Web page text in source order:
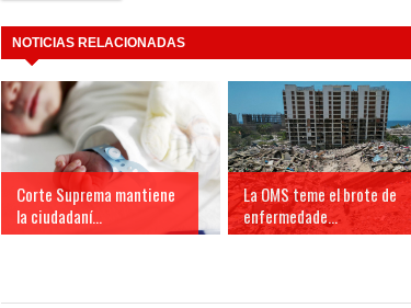
NOTICIAS RELACIONADAS
Corte Suprema mantiene
la ciudadaní...
La OMS teme el brote de
enfermedade...